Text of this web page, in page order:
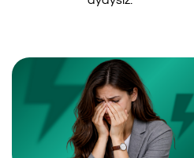
O'zingizni o'ylasangiz, vijdoningiz
qiynalib, tanangizga dam olishga
ham ruxsat bermaysiz.